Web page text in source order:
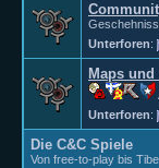
Unterforen:
Maps
Unterforen:
Die C&C Spiele
Von free-to-play bis